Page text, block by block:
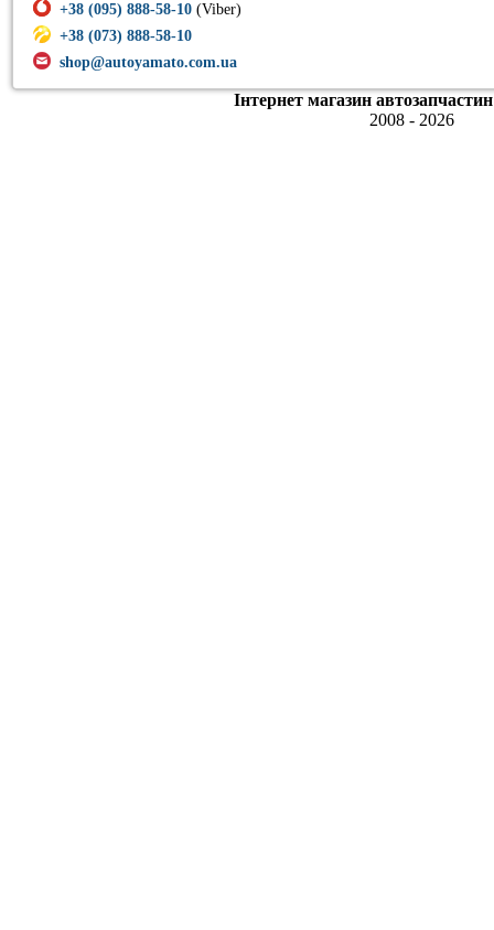
+38 (095) 888-58-10 (Viber)
+38 (073) 888-58-10
shop@autoyamato.com.ua
Інтернет магазин
2008 - 2026